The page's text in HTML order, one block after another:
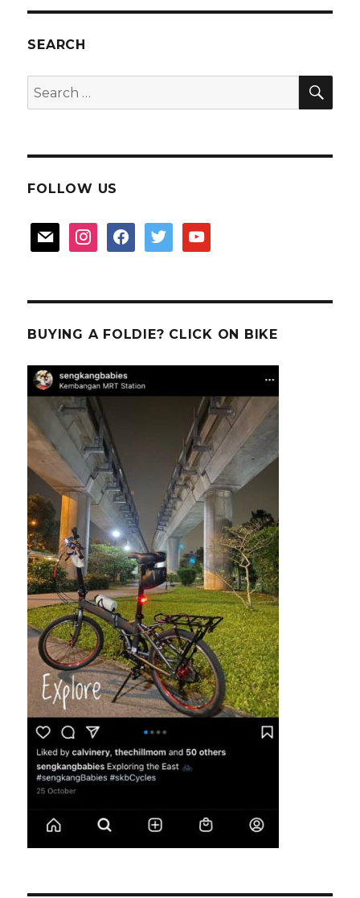
Heng
SEARCH
Search
for:
FOLLOW US
mail instagramfacebooktwitter youtube
BUYING A FOLDIE? CLICK ON BIKE